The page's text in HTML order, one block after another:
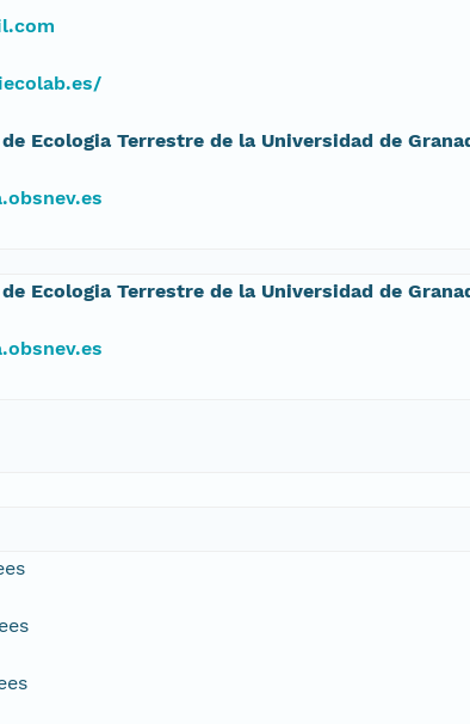
Ecologia Terrestre de la Universidad de
Ecologia Terrestre de la Universidad de